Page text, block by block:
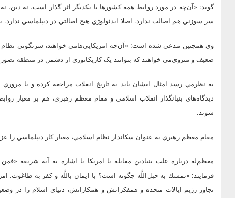
گويد: «آن‌چه در مورد روابط همه کشورها با يکديگر اثر گذار است، نه دين،
سر سوزني هم اصالت ندارد. اصلا ايدئولوژي هيچ اصالتي در ديپلماسي
وي همچنين مدعي شده است: «آن‌چه امريکايي‌ها‌مي خواهند، سرنگوني
ضعيف و منزوي‌مي خواهند که بتوانند يک کاريکاتوري از دشمن در منطقه تصور
به نظر‌مي رسد امثال ايشان بايد به تاريخ انقلاب مراجعه کرده و با
ديدگاه‌هاي بنيانگذار انقلاب اسلامي و مقام معظم رهبري، هم بر معيار
شوند.
مقام معظم رهبري به عنوان سکاندار نظام اسلامي، معيار کار ديپلماسي
معظم‌له درباره علت بنيادين مقابله با امريکا با اشاره به آيه‌ شريفه‌
فرمايند: «تمسك به حبل‌اللَّه چگونه است؟ با ايمان باللَّه و كفر به طاغوت.
تجاوز رژيم ايالات متحده و همفكرانش و همكارانش، دنياى اسلام را در